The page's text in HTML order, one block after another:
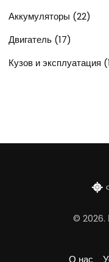
Аккумуляторы (22)
Двигатель (17)
Кузов и эксплуатация
© 2026.
О нас